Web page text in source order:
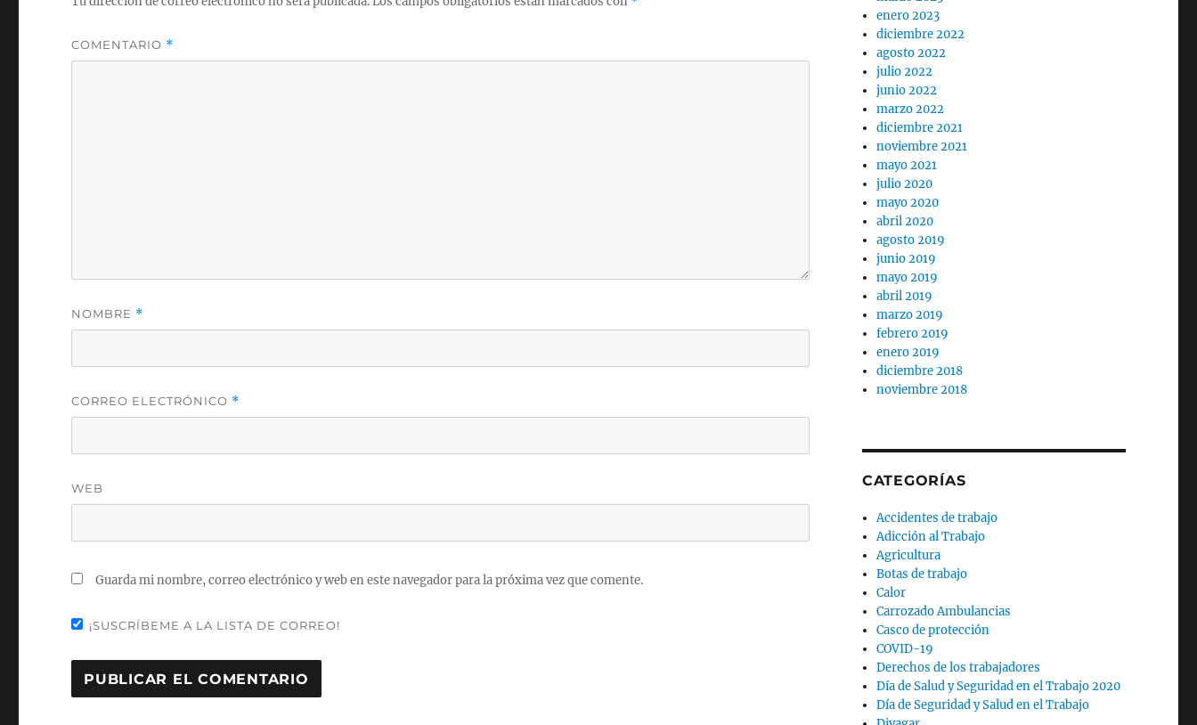
COMENTARIO *
NOMBRE *
CORREO ELECTRÓNICO *
WEB
Guarda mi nombre, correo electrónico y web en este navegador para la próxima vez que comente.
¡SUSCRÍBEME A LA LISTA DE CORREO!
enero 2023
diciembre 2022
agosto 2022
julio 2022
junio 2022
marzo 2022
diciembre 2021
noviembre 2021
mayo 2021
julio 2020
mayo 2020
abril 2020
agosto 2019
junio 2019
mayo 2019
abril 2019
marzo 2019
febrero 2019
enero 2019
diciembre 2018
noviembre 2018
CATEGORÍAS
Accidentes de trabajo
Adicción al Trabajo
Agricultura
Botas de trabajo
Calor
Carrozado Ambulancias
Casco de protección
COVID-19
Derechos de los trabajadores
Día de Salud y Seguridad en el Trabajo 2020
Día de Seguridad y Salud en el Trabajo